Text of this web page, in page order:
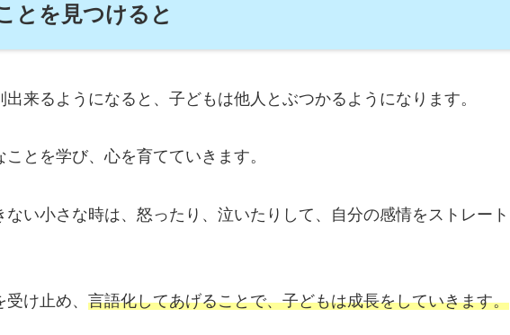
とを見つけると
来るようになると、子どもは他人とぶつかるようになります。
とを学び、心を育てていきます。
い小さな時は、怒ったり、泣いたりして、自分の感情をストレート
け止め、 言語化してあげることで、子どもは成長をしていきます。